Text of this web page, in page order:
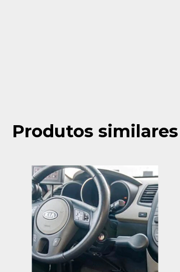
Produtos similares